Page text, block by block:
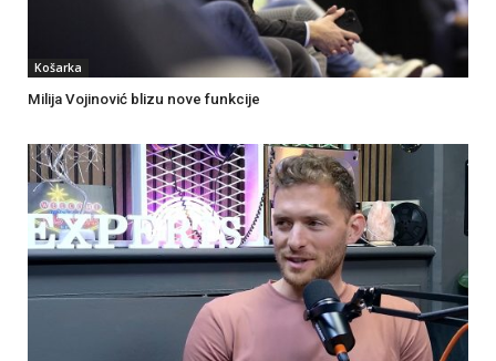
Košarka
Milija Vojinović blizu nove funkcije